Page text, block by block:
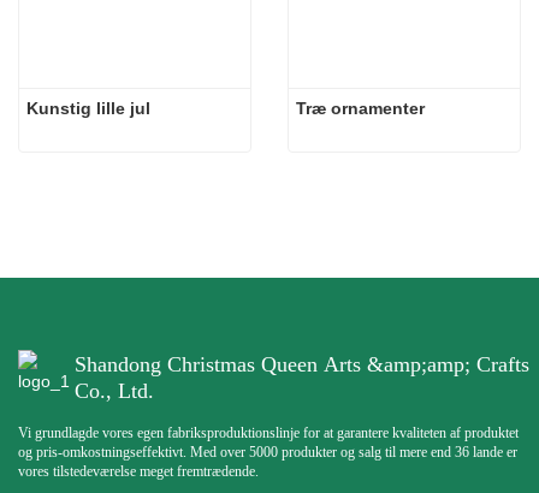
Kunstig lille jul Træ ornamenter
Shandong Christmas Queen Arts &amp;amp; Crafts
Co., Ltd.
Vi grundlagde vores egen fabriksproduktionslinje for at garantere kvaliteten af ​​produktet
og pris-omkostningseffektivt. Med over 5000 produkter og salg til mere end 36 lande er
vores tilstedeværelse meget fremtrædende.